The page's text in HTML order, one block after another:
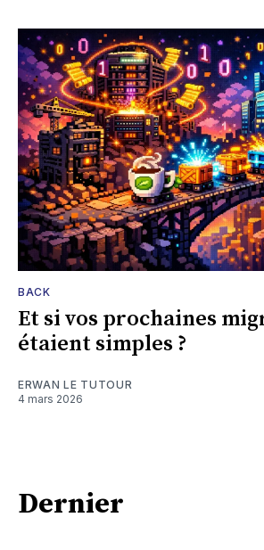
BACK
Et si vos prochaines
étaient simples ?
ERWAN LE TUTOUR
4 mars 2026
Dernier